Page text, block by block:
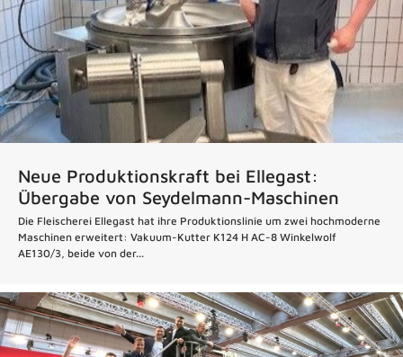
Neue Produktionskraft bei Ellegast:
Übergabe von Seydelmann-Maschinen
Die Fleischerei Ellegast hat ihre Produktionslinie um zwei hochmoderne
Maschinen erweitert: Vakuum-Kutter K124 H AC-8 Winkelwolf
AE130/3, beide von der...